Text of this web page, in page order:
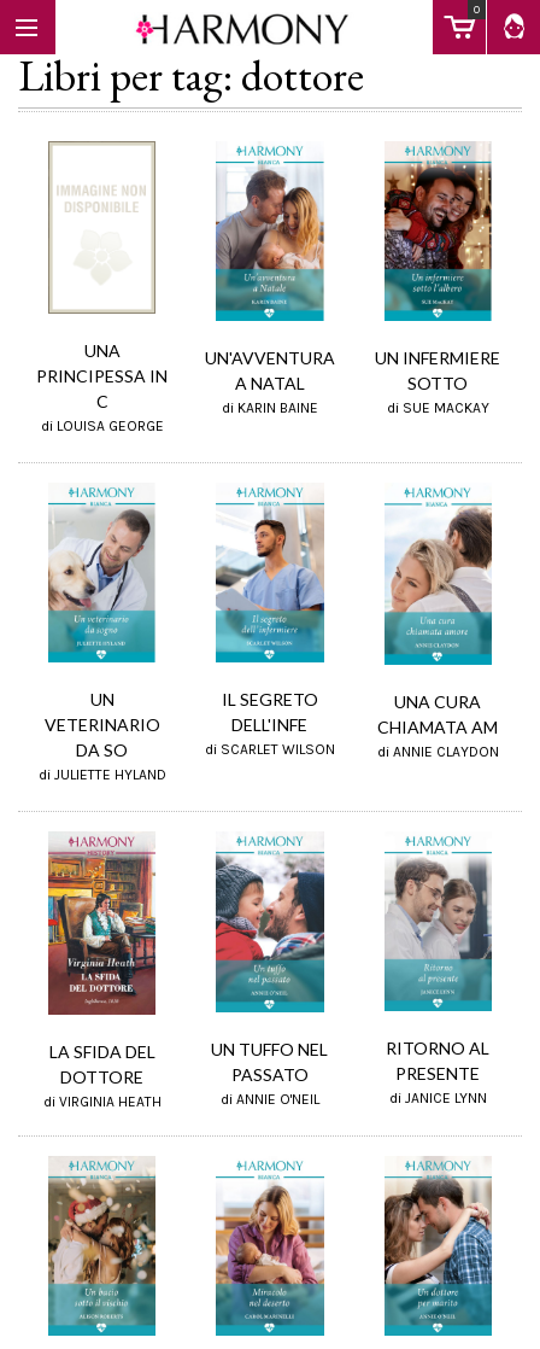
0
Libri per tag: dottore
UNA
PRINCIPESSA IN
C
di LOUISA GEORGE
UN'AVVENTURA
A NATAL
di KARIN BAINE
UN INFERMIERE
SOTTO
di SUE MACKAY
UN
VETERINARIO
DA SO
di JULIETTE HYLAND
IL SEGRETO
DELL'INFE
di SCARLET WILSON
UNA CURA
CHIAMATA AM
di ANNIE CLAYDON
LA SFIDA DEL
DOTTORE
di VIRGINIA HEATH
UN TUFFO NEL
PASSATO
di ANNIE O'NEIL
RITORNO AL
PRESENTE
di JANICE LYNN